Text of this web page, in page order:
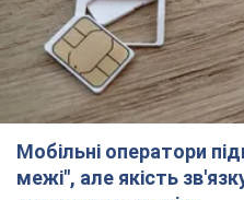
Чому ціни на мобільний зв'язок
поліпшити якість інтернету на
2 години тому 11,6 т.
В окупованій Ялті
валить чорний дим.